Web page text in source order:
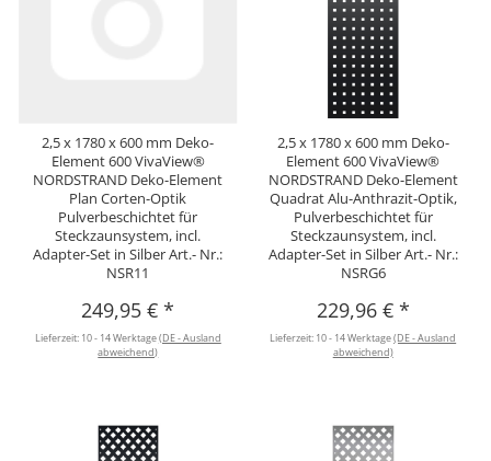
2,5 x 1780 x 600 mm Deko-
Element 600 VivaView®
NORDSTRAND Deko-Element
Plan Corten-Optik
Pulverbeschichtet für
Steckzaunsystem, incl.
Adapter-Set in Silber Art.- Nr.:
NSR11
249,95 €*
Lieferzeit: 10 - 14 Werktage(DE - Ausland
abweichend)
2,5 x 1780 x 600 mm Deko-
Element 600 VivaView®
NORDSTRAND Deko-Element
Quadrat Alu-Anthrazit-Optik,
Pulverbeschichtet für
Steckzaunsystem, incl.
Adapter-Set in Silber Art.- Nr.:
NSRG6
229,96 € *
Lieferzeit: 10 - 14 Werktage(DE - Ausland
abweichend)